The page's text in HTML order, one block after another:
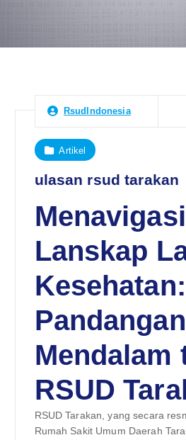
RsudIndonesia
Artikel
ulasan rsud tarakan
Menavigasi
Lanskap
Kesehatan:
Pandangan
Mendalam
RSUD
RSUD Tarakan, yang secara
Rumah Sakit Umum Daerah